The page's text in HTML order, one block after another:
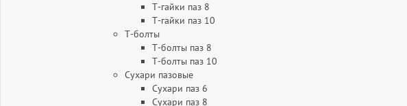
Т-гайки паз 8
Т-гайки паз 10
Т-болты
Т-болты паз 8
Т-болты паз 10
Сухари пазовые
Сухари паз 6
Сухари паз 8